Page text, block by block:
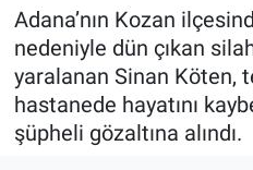
Adana’nın Kozan
nedeniyle dün çıkan
yaralanan Sinan Köten,
hastanede hayatını
şüpheli gözaltına alındı.
Tüm Manşetler
Son Dakika Haberleri
Haber Arşivi